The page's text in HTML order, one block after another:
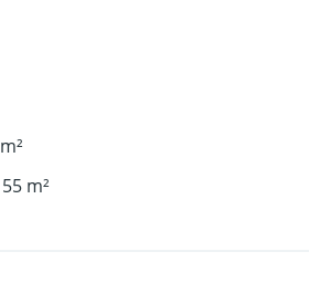
m²
55 m²